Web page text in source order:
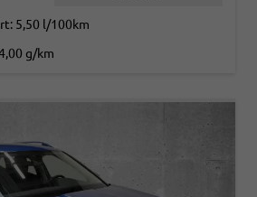
5,50 l/100km
g/km